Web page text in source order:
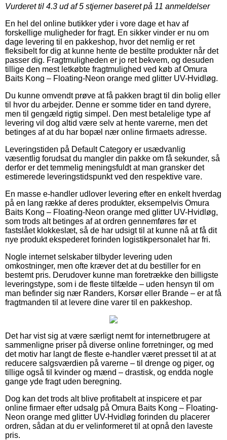
Vurderet til 4.3 ud af 5 stjerner baseret på 11 anmeldelser
En hel del online butikker yder i vore dage et hav af
forskellige muligheder for fragt. En sikker vinder er nu om
dage levering til en pakkeshop, hvor det nemlig er ret
fleksibelt for dig at kunne hente de bestilte produkter når det
passer dig. Fragtmuligheden er jo ret bekvem, og desuden
tillige den mest letkøbte fragtmulighed ved køb af Omura
Baits Kong – Floating-Neon orange med glitter UV-Hvidløg.
Du kunne omvendt prøve at få pakken bragt til din bolig eller
til hvor du arbejder. Denne er somme tider en tand dyrere,
men til gengæld rigtig simpel. Den mest betalelige type af
levering vil dog altid være selv at hente varerne, men det
betinges af at du har bopæl nær online firmaets adresse.
Leveringstiden på Default Category er usædvanlig
væsentlig forudsat du mangler din pakke om få sekunder, så
derfor er det temmelig meningsfuldt at man gransker det
estimerede leveringstidspunkt ved den respektive vare.
En masse e-handler udlover levering efter en enkelt hverdag
på en lang række af deres produkter, eksempelvis Omura
Baits Kong – Floating-Neon orange med glitter UV-Hvidløg,
som trods alt betinges af at ordren gennemføres før et
fastslået klokkeslæt, så de har udsigt til at kunne nå at få dit
nye produkt ekspederet forinden logistikpersonalet har fri.
Nogle internet selskaber tilbyder levering uden
omkostninger, men ofte kræver det at du bestiller for en
bestemt pris. Derudover kunne man foretrække den billigste
leveringstype, som i de fleste tilfælde – uden hensyn til om
man befinder sig nær Randers, Korsør eller Brande – er at få
fragtmanden til at levere dine varer til en pakkeshop.
Det har vist sig at være særligt nemt for internetbrugere at
sammenligne priser på diverse online forretninger, og med
det motiv har langt de fleste e-handler været presset til at at
reducere salgsværdien på varerne – til drenge og piger, og
tillige også til kvinder og mænd – drastisk, og endda nogle
gange yde fragt uden beregning.
Dog kan det trods alt blive profitabelt at inspicere et par
online firmaer efter udsalg på Omura Baits Kong – Floating-
Neon orange med glitter UV-Hvidløg forinden du placerer
ordren, sådan at du er velinformeret til at opnå den laveste
pris.